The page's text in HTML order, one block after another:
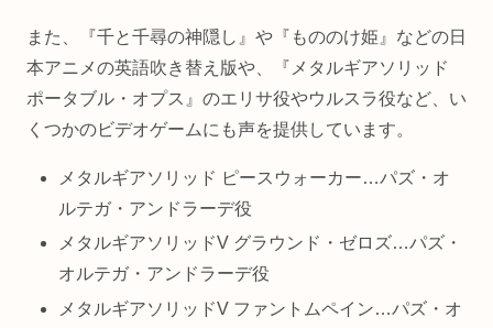
また、『千と千尋の神隠し』や『もののけ姫』などの日
本アニメの英語吹き替え版や、『メタルギアソリッド
ポータブル・オプス』のエリサ役やウルスラ役など、い
くつかのビデオゲームにも声を提供しています。
メタルギアソリッド ピースウォーカー…パズ・オ
ルテガ・アンドラーデ役
メタルギアソリッドV グラウンド・ゼロズ…パズ・
オルテガ・アンドラーデ役
メタルギアソリッドV ファントムペイン…パズ・オ